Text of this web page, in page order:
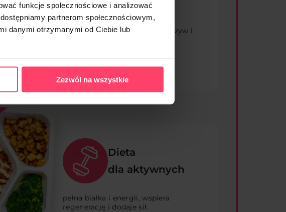
funkcje społecznościowe i analizować
partnerom społecznościowym,
danymi otrzymanymi od Ciebie lub
Zezwól na wszystkie
idealna dla tych, którzy pragną
ograniczyć mięso na rzecz warzyw i
Dieta
dla aktywnych
pełna białka i energii, wspiera
regenerację i dodaje sił.